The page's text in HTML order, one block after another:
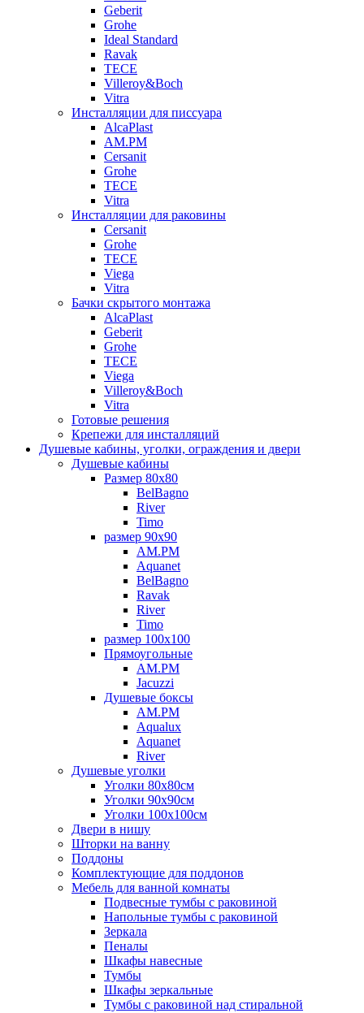
Geberit
Grohe
Ideal Standard
Ravak
TECE
Villeroy&Boch
Vitra
Инсталляции для писсуара
AlcaPlast
AM.PM
Cersanit
Grohe
TECE
Vitra
Инсталляции для раковины
Cersanit
Grohe
TECE
Viega
Vitra
Бачки скрытого монтажа
AlcaPlast
Geberit
Grohe
TECE
Viega
Villeroy&Boch
Vitra
Готовые решения
Крепежи для инсталляций
Душевые кабины, уголки, ограждения и двери
Душевые кабины
Размер 80х80
BelBagno
River
Timo
размер 90х90
AM.PM
Aquanet
BelBagno
Ravak
River
Timo
размер 100х100
Прямоугольные
AM.PM
Jacuzzi
Душевые боксы
AM.PM
Aqualux
Aquanet
River
Душевые уголки
Уголки 80х80см
Уголки 90х90см
Уголки 100х100см
Двери в нишу
Шторки на ванну
Поддоны
Комплектующие для поддонов
Мебель для ванной комнаты
Подвесные тумбы с раковиной
Напольные тумбы с раковиной
Зеркала
Пеналы
Шкафы навесные
Тумбы
Шкафы зеркальные
Тумбы с раковиной над стиральной